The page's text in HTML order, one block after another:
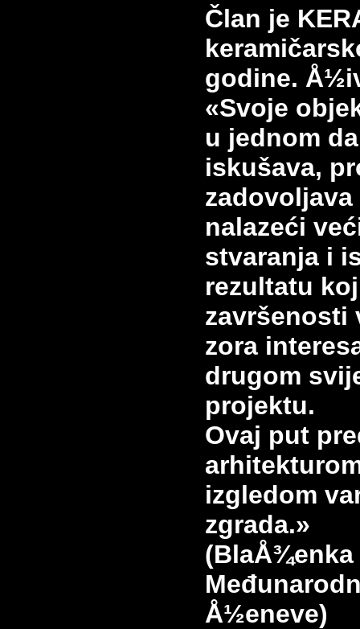
Član je
godine.
«Svoje
u jednom
iskušava,
nalazeći
stvaranja i
rezultatu
završenosti
zora
drugom
projektu.
Ovaj put
izgledom
zgrada.»
(BlaÅ¾enka
Å½eneve)